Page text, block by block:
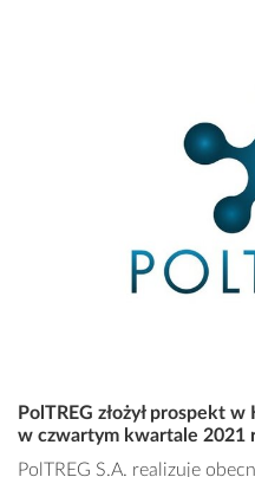
PolTREG złożył prospekt
w czwartym kwartale 2021
PolTREG S.A. realizuje